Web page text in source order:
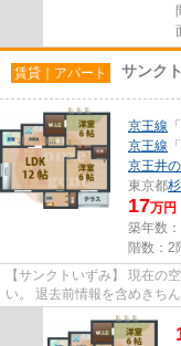
賃貸｜アパート サンク
京王線 「
京王線 「
京王井
東京都
17万円
築年数
階数：2
【サンクトいずみ】 現在の空室確認は電話またはメールにてお問い合わせくださ
い。 退去前情報を含めきち
待ちの受付もしております...